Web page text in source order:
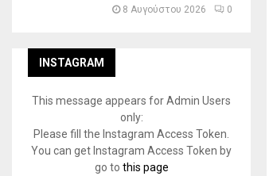
8 Αυγούστου 2026 0
INSTAGRAM
This message appears for Admin Users
only:
Please fill the Instagram Access Token.
You can get Instagram Access Token by
go to this page